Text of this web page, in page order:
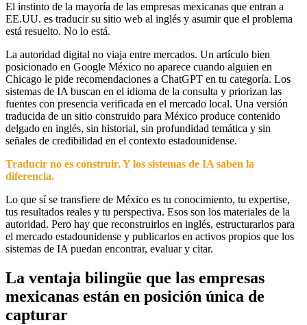
El instinto de la mayoría de las empresas mexicanas que entran a
EE.UU. es traducir su sitio web al inglés y asumir que el problema
está resuelto. No lo está.
La autoridad digital no viaja entre mercados. Un artículo bien
posicionado en Google México no aparece cuando alguien en
Chicago le pide recomendaciones a ChatGPT en tu categoría. Los
sistemas de IA buscan en el idioma de la consulta y priorizan las
fuentes con presencia verificada en el mercado local. Una versión
traducida de un sitio construido para México produce contenido
delgado en inglés, sin historial, sin profundidad temática y sin
señales de credibilidad en el contexto estadounidense.
Traducir no es construir. Y los sistemas de IA saben la
diferencia.
Lo que sí se transfiere de México es tu conocimiento, tu expertise,
tus resultados reales y tu perspectiva. Esos son los materiales de la
autoridad. Pero hay que reconstruirlos en inglés, estructurarlos para
el mercado estadounidense y publicarlos en activos propios que los
sistemas de IA puedan encontrar, evaluar y citar.
La ventaja bilingüe que las empresas
mexicanas están en posición única de
capturar